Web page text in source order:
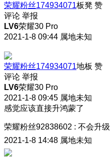
荣耀粉丝174934071板凳 赞
评论 举报
LV6荣耀30 Pro
2021-1-8 09:44 属地未知
荣耀粉丝174934071地板 赞
评论 举报
LV6荣耀30 Pro
2021-1-8 09:45 属地未知
感觉应该直接升鸿蒙了
荣耀粉丝92838602 : 不会升级
2021-1-8 14:48 属地未知